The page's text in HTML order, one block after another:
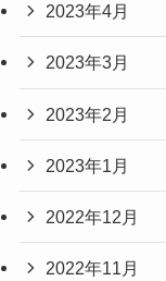
2023年4月
2023年3月
2023年2月
2023年1月
2022年12月
2022年11月